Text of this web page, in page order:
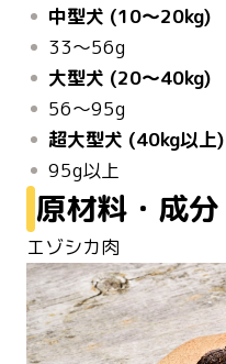
中型犬 (10～20kg)
33～56g
大型犬 (20～40kg)
56～95g
超大型犬 (40kg以上)
95g以上
原材料・成分
エゾシカ肉